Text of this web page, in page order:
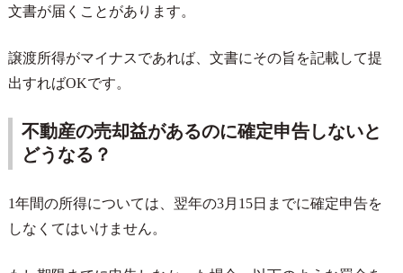
文書が届くことがあります。
譲渡所得がマイナスであれば、文書にその旨を記載して提
出すればOKです。
不動産の売却益があるのに確定申告しないと
どうなる？
1年間の所得については、翌年の3月 15日までに確定申告を
しなくてはいけません。